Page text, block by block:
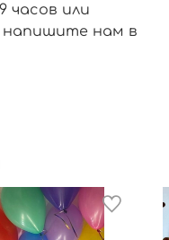
часов или
напишите нам в